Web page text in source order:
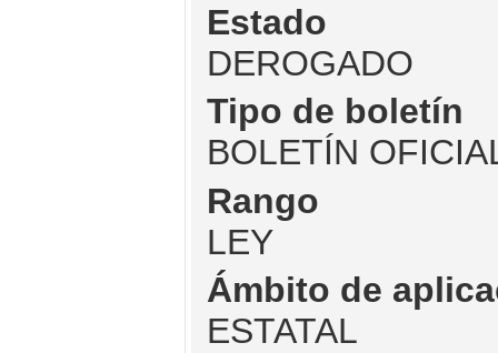
Estado
DEROGADO
Tipo de boletín
BOLETÍN
Rango
LEY
Ámbito de
ESTATAL